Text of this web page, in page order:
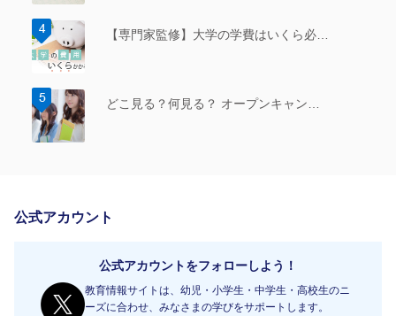
【専門家監修】大学の学費はいくら必…
どこ見る？何見る？ オープンキャン…
公式アカウント
公式アカウントをフォローしよう！
教育情報サイトは、幼児・小学生・中学生・高校生のニ
ーズに合わせ、みなさまの学びをサポートします。